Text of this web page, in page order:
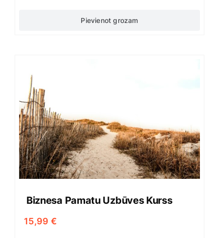
Pievienot grozam
Biznesa Pamatu Uzbūves Kurss
15,99 €